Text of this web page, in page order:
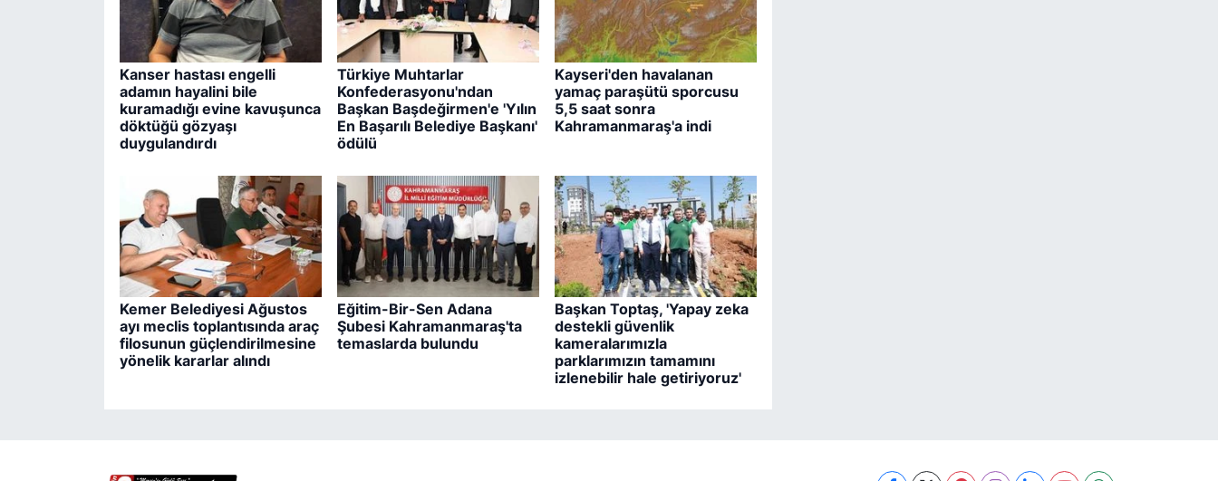
Kanser hastası engelli
adamın hayalini bile
kuramadığı evine kavuşunca
döktüğü gözyaşı
duygulandırdı
Türkiye Muhtarlar
Konfederasyonu'ndan
Başkan Başdeğirmen'e 'Yılın
En Başarılı Belediye Başkanı'
ödülü
Kayseri'den havalanan
yamaç paraşütü sporcusu
5,5 saat sonra
Kahramanmaraş'a indi
Kemer Belediyesi Ağustos
ayı meclis toplantısında araç
filosunun güçlendirilmesine
yönelik kararlar alındı
Eğitim-Bir-Sen Adana
Şubesi Kahramanmaraş'ta
temaslarda bulundu
Başkan Toptaş, 'Yapay zeka
destekli güvenlik
kameralarımızla
parklarımızın tamamını
izlenebilir hale getiriyoruz'